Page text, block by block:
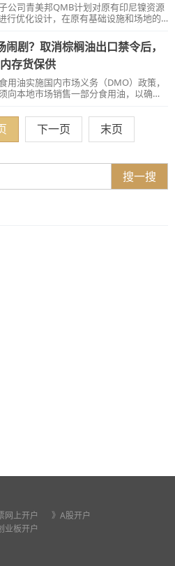
公司青美邦QMB计划对原有印尼镍资源
行优化设计，在原有基础设施和场地的
剧？取消棕榈油出口禁令后，
存货保供
用油实施国内市场义务（DMO）政策，
向本地市场销售一部分食用油，以确保
包括200万吨的储备规模。
下一页 末页
搜一搜
网上开户
》A股开户
业板开户